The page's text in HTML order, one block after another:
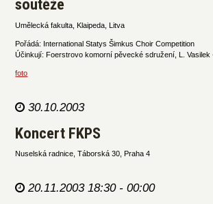
soutěže
Umělecká fakulta, Klaipeda, Litva
Pořádá: International Statys Šimkus Choir Competition
Účinkují: Foerstrovo komorní pěvecké sdružení, L. Vasilek
foto
30.10.2003
Koncert FKPS
Nuselská radnice, Táborská 30, Praha 4
20.11.2003 18:30 - 00:00